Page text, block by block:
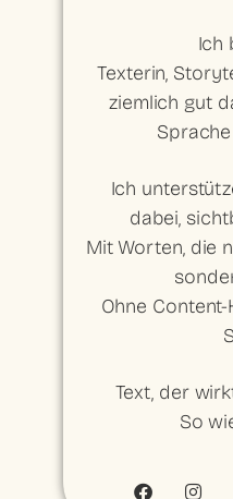
Ich
Texterin,
ziemlich gut
Ich
dabei,
Mit Worten, die
Ohne
Text, der
So